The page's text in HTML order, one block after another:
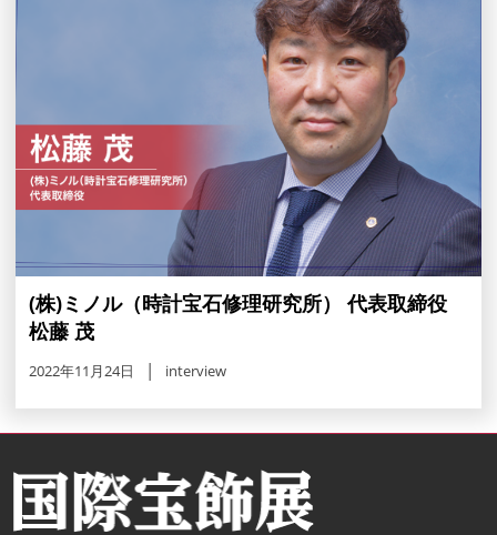
(株)ミノル（時計宝石修理研究所） 代表取締役
松藤 茂
2022年11月24日 interview